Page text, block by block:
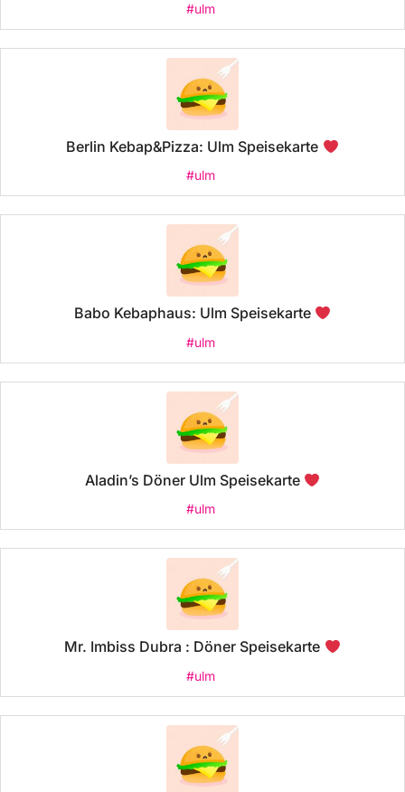
#ulm
Berlin Kebap&Pizza: Ulm Speisekarte
#ulm
Babo Kebaphaus: Ulm Speisekarte
#ulm
Aladin’s Döner Ulm Speisekarte
#ulm
Mr. Imbiss Dubra : Döner Speisekarte
#ulm